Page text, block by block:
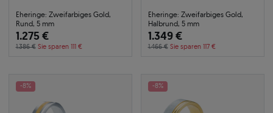
Eheringe: Zweifarbiges Gold,
Rund, 5 mm
1.275 €
1.386 € Sie sparen 111 €
Eheringe: Zweifarbiges Gold,
Halbrund, 5 mm
1.349 €
1.466 € Sie sparen 117 €
-8% -8%